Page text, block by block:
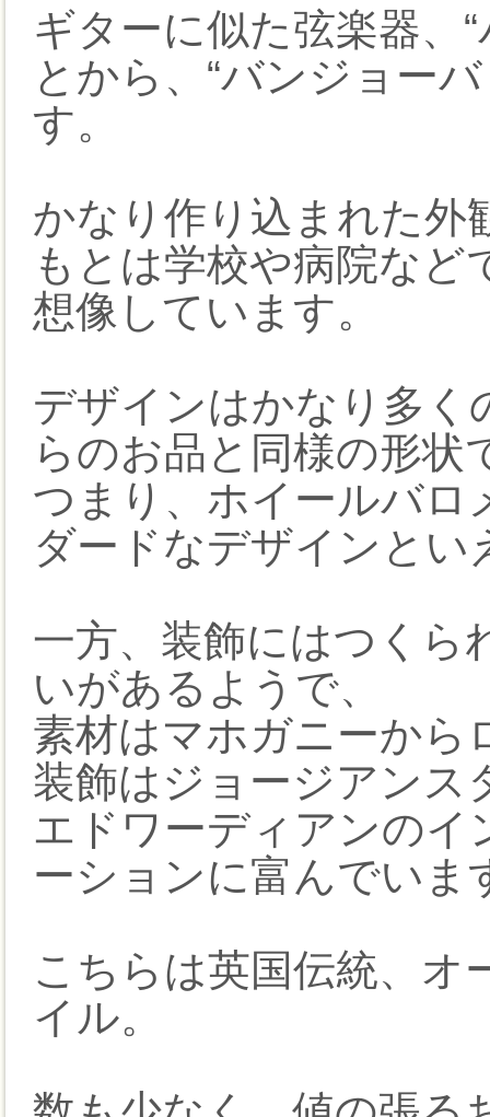
ギターに似た弦楽器、
とから、“バンジョー
す。
かなり作り込まれた外
もとは学校や病院な
想像しています。
デザインはかなり多く
らのお品と同様の形状
つまり、ホイールバロ
ダードなデザインとい
一方、装飾にはつくら
いがあるようで、
素材はマホガニーから
装飾はジョージアンス
エドワーディアンのイ
ーションに富んでいま
こちらは英国伝統、オ
イル。